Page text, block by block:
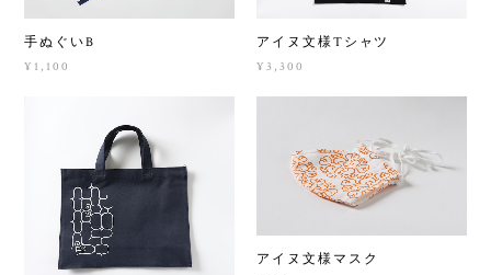
手ぬぐいB
¥1,100
アイヌ文様Tシャツ
¥3,300
アイヌ文様マスク